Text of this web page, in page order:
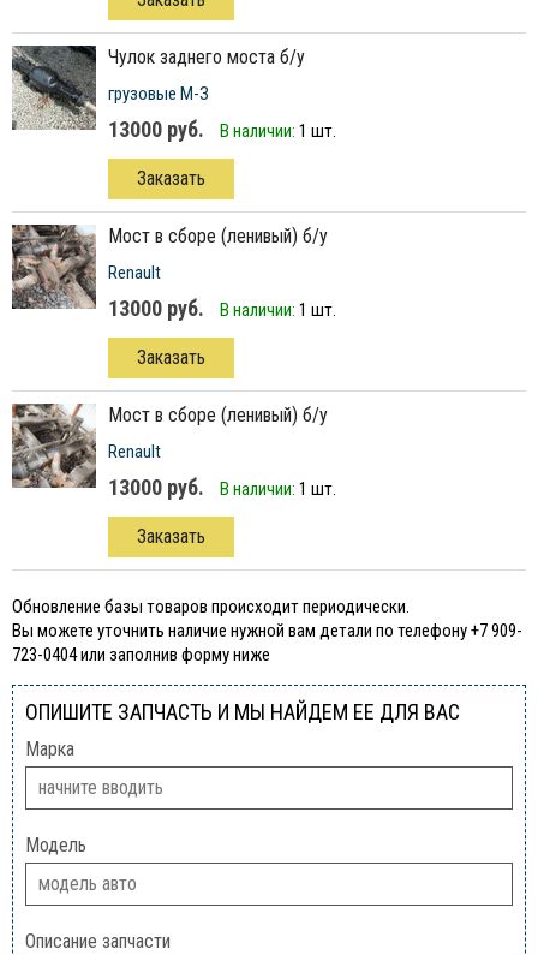
чулок заднего моста б/у
грузовые М-З
13000 руб. В наличии: 1 шт.
Заказать
мост в сборе (ленивый) б/у
Renault
13000 руб. В наличии: 1 шт.
Заказать
мост в сборе (ленивый) б/у
Renault
13000 руб. В наличии: 1 шт.
Заказать
Обновление базы товаров происходит периодически.
Вы можете уточнить наличие нужной вам детали по телефону +7 909-
723-0404 или заполнив форму ниже
ОПИШИТЕ ЗАПЧАСТЬ И МЫ НАЙДЕМ ЕЕ ДЛЯ ВАС
Марка
Модель
Описание запчасти